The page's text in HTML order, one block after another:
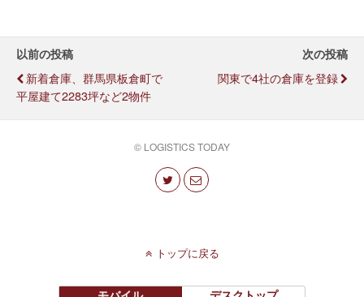
以前の投稿
新着倉庫、群馬県板倉町で
平屋建て2283坪など2物件
次の投稿
関東で4社の倉庫を登録
© LOGISTICS TODAY
トップに戻る